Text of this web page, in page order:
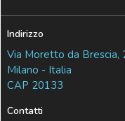
Indirizzo
Via Moretto da Brescia,
Milano - Italia
CAP 20133
Contatti